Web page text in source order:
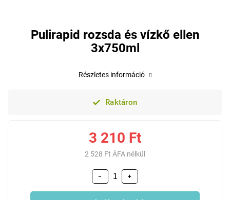
Pulirapid rozsda és vízkő ellen
3x750ml
Raktáron
3 210 Ft
2 528 Ft ÁFA nélkül
+
−
Részletes információ